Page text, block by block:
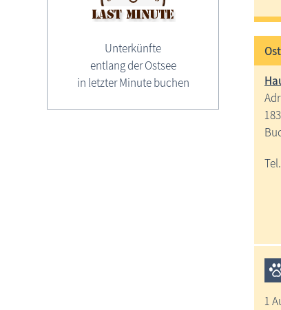
Unterkünfte
entlang der Ostsee
in letzter Minute buchen
1